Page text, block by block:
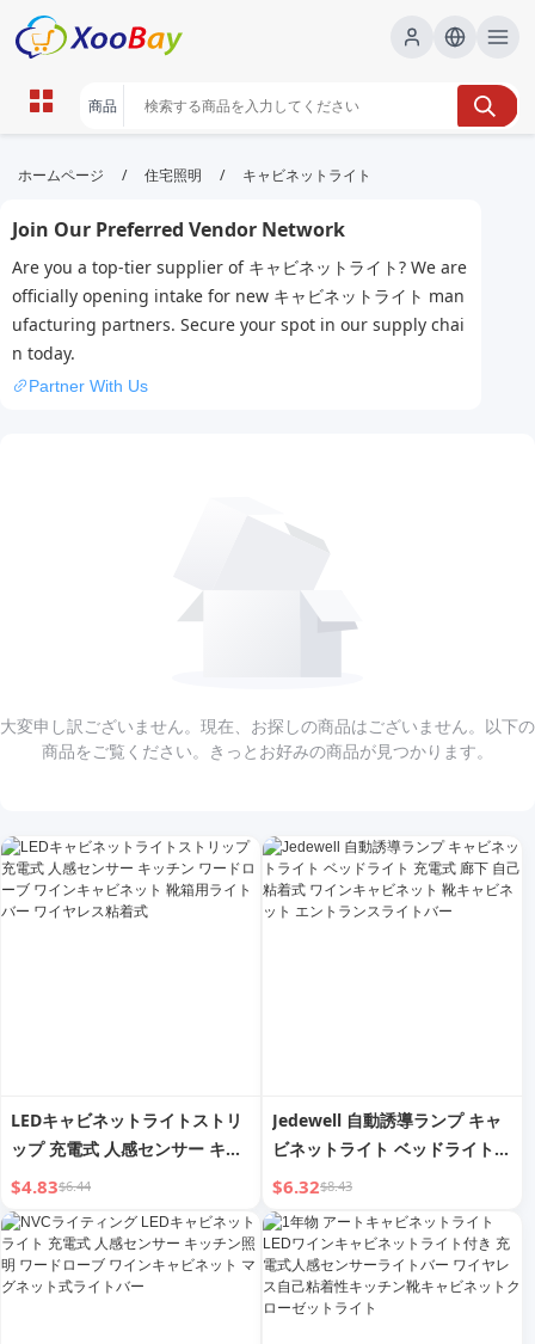
キャビネットライト | XOOBAY
キャビネットライト,照明,LEDライト, wholesale キャ
ビネットライト, XOOBAY
キャビネットライトで室内を明るく演出が可能
ホームページ / 住宅照明 / キャビネットライト
Join Our Preferred Vendor Network
Are you a top-tier supplier of キャビネットライト? We are
officially opening intake for new キャビネットライト man
ufacturing partners. Secure your spot in our supply chai
n today.
Partner With Us
大変申し訳ございません。現在、お探しの商品はございません。以下の
商品をご覧ください。きっとお好みの商品が見つかります。
LEDキャビネットライトストリ
ップ 充電式 人感センサー キッ
チン ワードローブ ワインキャ
ビネット 靴箱用ライトバー ワ
イヤレス粘着式
$4.83$6.44
Jedewell 自動誘導ランプ キャ
ビネットライト ベッドライト
充電式 廊下 自己粘着式 ワイン
キャビネット 靴キャビネット
エントランスライトバー
$6.32$8.43